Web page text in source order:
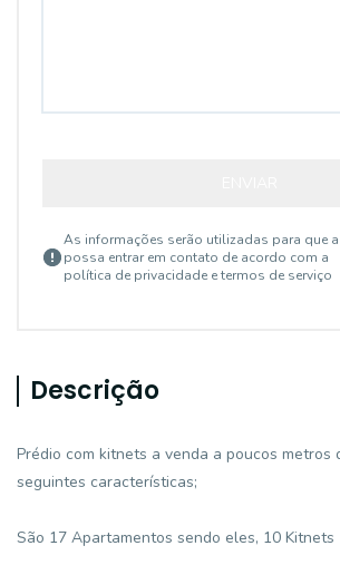
As informações serão utilizadas para que
possa entrar em contato de acordo com a
política de privacidade e termos de serviço
Descrição
Prédio com kitnets a venda a poucos metros
seguintes características;
São 17 Apartamentos sendo eles, 10 Kitnets